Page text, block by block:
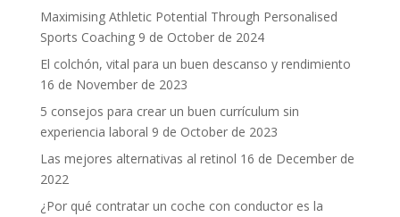
Maximising Athletic Potential Through Personalised
Sports Coaching 9 de October de 2024
El colchón, vital para un buen descanso y rendimiento
16 de November de 2023
5 consejos para crear un buen currículum sin
experiencia laboral 9 de October de 2023
Las mejores alternativas al retinol 16 de December de
2022
¿Por qué contratar un coche con conductor es la